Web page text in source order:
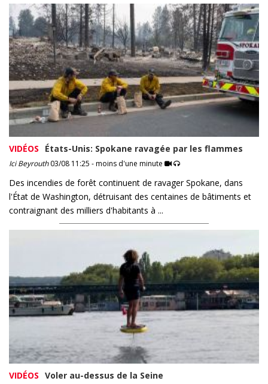
VIDÉOS États-Unis: Spokane ravagée par les flammes
Ici Beyrouth03/08 11:25 - moins d'une minute
Des incendies de forêt continuent de ravager Spokane, dans
l'État de Washington, détruisant des centaines de bâtiments et
contraignant des milliers d'habitants à ...
VIDÉOS Voler au-dessus de la Seine